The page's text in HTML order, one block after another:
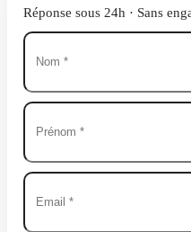
Réponse sous 24h · Sans